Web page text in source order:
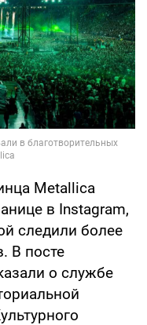
Metallica
в Instagram,
следили более
В посте
о службе